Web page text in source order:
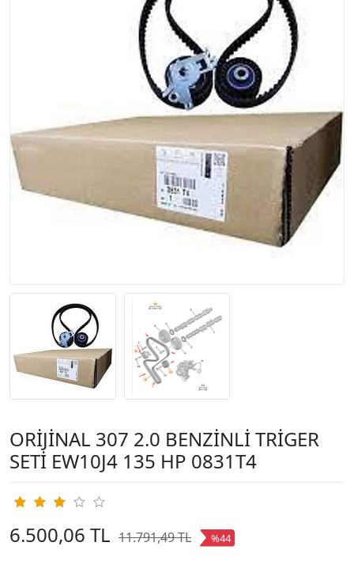
ORİJİNAL 307 2.0 BENZİNLİ TRİGER
SETİ EW10J4 135 HP 0831T4
6.500,06 TL 11.791,49 TL %44